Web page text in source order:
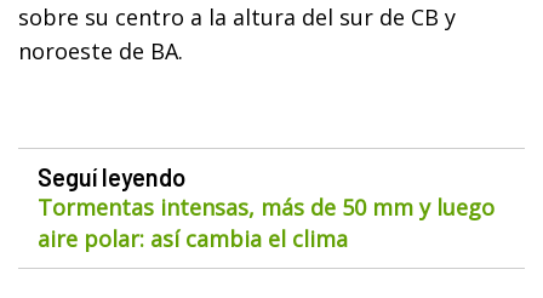
sobre su centro a la altura del sur de CB y
noroeste de BA.
Seguí leyendo
Tormentas intensas, más de 50 mm y luego
aire polar: así cambia el clima